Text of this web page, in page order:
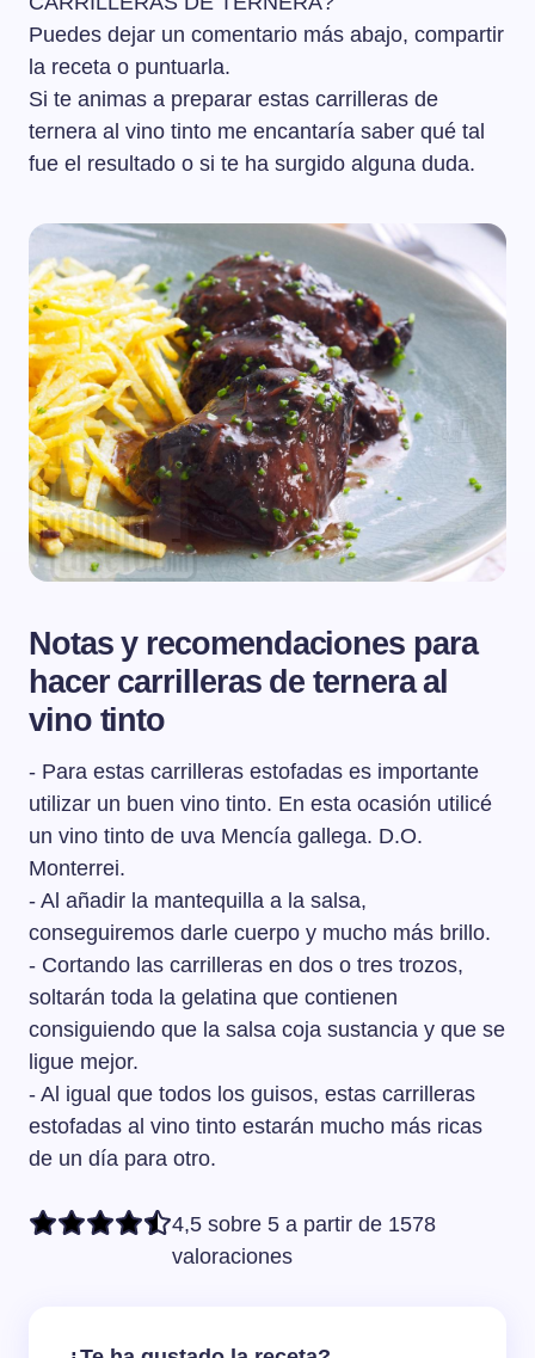
Puedes dejar un comentario más abajo, compartir
la receta o puntuarla.
Si te animas a preparar estas carrilleras de
ternera al vino tinto me encantaría saber qué tal
fue el resultado o si te ha surgido alguna duda.
Notas y recomendaciones para
hacer carrilleras de ternera al
vino tinto
- Para estas carrilleras estofadas es importante
utilizar un buen vino tinto. En esta ocasión utilicé
un vino tinto de uva Mencía gallega. D.O.
Monterrei.
- Al añadir la mantequilla a la salsa,
conseguiremos darle cuerpo y mucho más brillo.
- Cortando las carrilleras en dos o tres trozos,
soltarán toda la gelatina que contienen
consiguiendo que la salsa coja sustancia y que se
ligue mejor.
- Al igual que todos los guisos, estas carrilleras
estofadas al vino tinto estarán mucho más ricas
de un día para otro.
4,5 sobre 5 a partir de 1578
valoraciones